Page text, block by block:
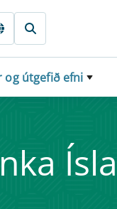
og útgefið efni